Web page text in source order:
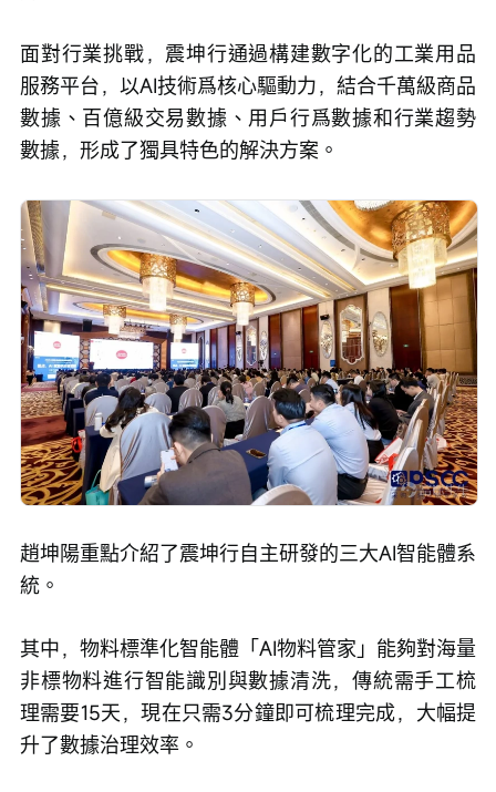
面對行業挑戰，震坤行通過構建數字化的工業用品
服務平台，以AI技術爲核心驅動力，結合千萬級商品
數據、百億級交易數據、用戶行爲數據和行業趨勢
數據，形成了獨具特色的解決方案。
趙坤陽重點介紹了震坤行自主研發的三大AI智能體系
統。
其中，物料標準化智能體「AI物料管家」能夠對海量
非標物料進行智能識別與數據清洗，傳統需手工梳
理需要15天，現在只需3分鐘即可梳理完成，大幅提
升了數據治理效率。